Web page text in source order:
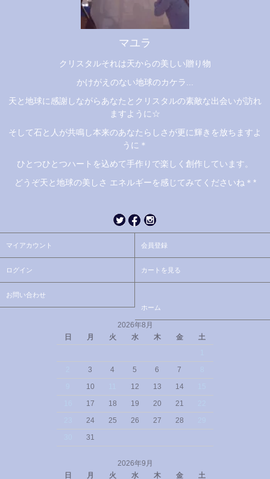
マユラ
クリスタルそれは天からの美しい贈り物
かけがえのない地球のカケラ...
天と地球に感謝しながらあなたとクリスタルの素敵な出会いが訪れ
ますように☆
そして石と人が共鳴し本来のあなたらしさが更に輝きを放ちますよ
うに＊
ひとつひとつハートを込めて手作りで楽しく創作しています。
どうぞ天と地球の美しさ エネルギーを感じてみてくださいね＊*
マイアカウント 会員登録
ログイン カートを見る
お問い合わせ
ホーム
2026年8月
日
月 火 水 木 金
土
3 4 5 6 7
10 12 13 14
17 18 19 20 21
24 25 26 27 28
31
2026年9月
日
月 火 水 木 金 土